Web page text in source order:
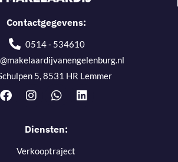
Contactgegevens:
0514 - 534610
5, 8531 HR Lemmer
Diensten:
Verkooptraject